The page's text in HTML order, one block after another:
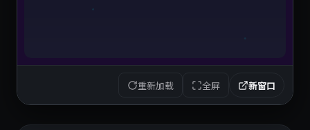
重新加载 全屏 新窗口